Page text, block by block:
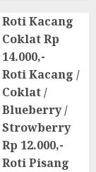
Roti Kacang
Coklat Rp
14.000,-
Roti Kacang /
Coklat /
Blueberry /
Strowberry
Rp 12.000,-
Roti Pisang